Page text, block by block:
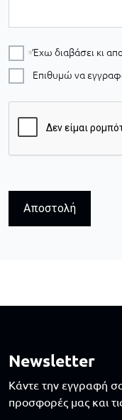
Έχω διαβάσει κι
Επιθυμώ να
Αποστολή
Newsletter
Κάντε την εγγραφή
προσφορές μας και